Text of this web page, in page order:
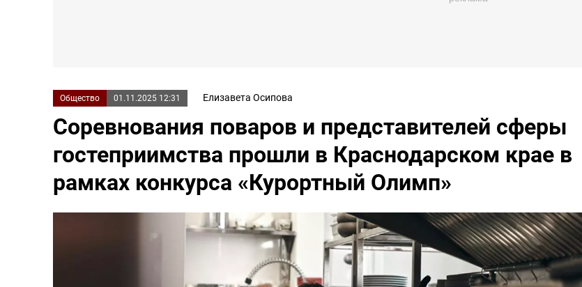
Общество 01.11.2025 12:31 Елизавета Осипова
Соревнования поваров и представителей сферы
гостеприимства прошли в Краснодарском крае в
рамках конкурса «Курортный Олимп»